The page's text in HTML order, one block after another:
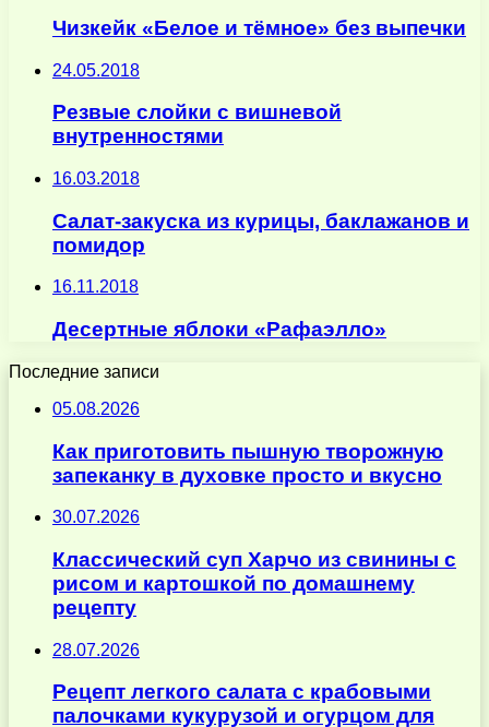
Чизкейк «Белое и тёмное» без выпечки
24.05.2018
Резвые слойки с вишневой
внутренностями
16.03.2018
Салат-закуска из курицы, баклажанов и
помидор
16.11.2018
Десертные яблоки «Рафаэлло»
Последние записи
05.08.2026
Как приготовить пышную творожную
запеканку в духовке просто и вкусно
30.07.2026
Классический суп Харчо из свинины с
рисом и картошкой по домашнему
рецепту
28.07.2026
Рецепт легкого салата с крабовыми
палочками кукурузой и огурцом для